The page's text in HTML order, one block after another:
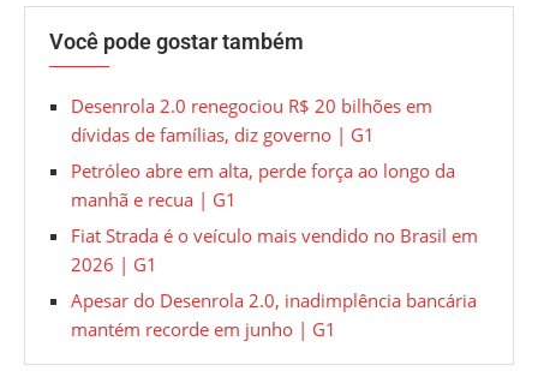
Você pode gostar também
Desenrola 2.0 renegociou R$ 20 bilhões em
dívidas de famílias, diz governo | G1
Petróleo abre em alta, perde força ao longo da
manhã e recua | G1
Fiat Strada é o veículo mais vendido no Brasil em
2026 | G1
Apesar do Desenrola 2.0, inadimplência bancária
mantém recorde em junho | G1